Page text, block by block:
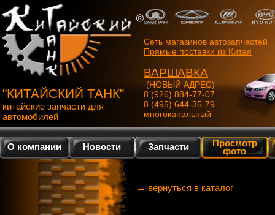
"КИТАЙСКИЙ ТАНК"
китайские запчасти для
автомобилей
Сеть магазинов автозапчастей
Прямые поставки из Китая
ВАРШАВКА
(НОВЫЙ АДРЕС)
8 (926) 884-77-07
8 (495) 644-35-79
многоканальный
О компании Новости Запчасти Просмотр
фото
← вернуться в каталог